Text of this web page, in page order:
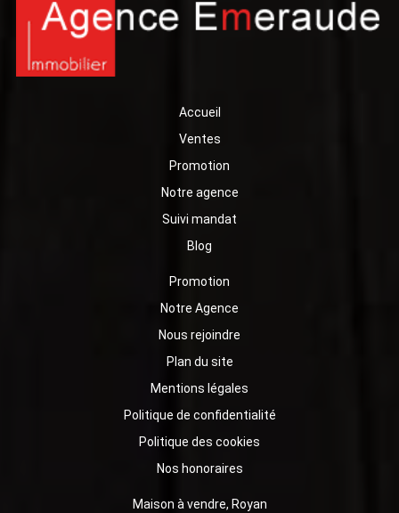
Accueil
Ventes
Promotion
Notre agence
Suivi mandat
Blog
Promotion
Notre Agence
Nous rejoindre
Plan du site
Mentions légales
Politique de confidentialité
Politique des cookies
Nos honoraires
Maison à vendre, Royan